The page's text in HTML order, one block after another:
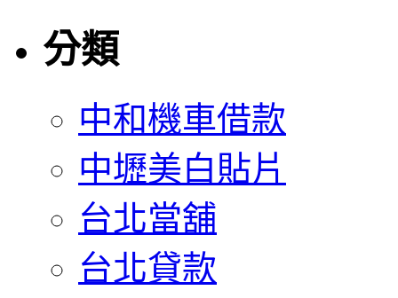
分類
中和機車借款
中壢美白貼片
台北當舖
台北貸款